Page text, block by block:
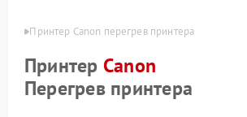
Принтер Canon перегрев принтера
Принтер Canon
Перегрев принтера